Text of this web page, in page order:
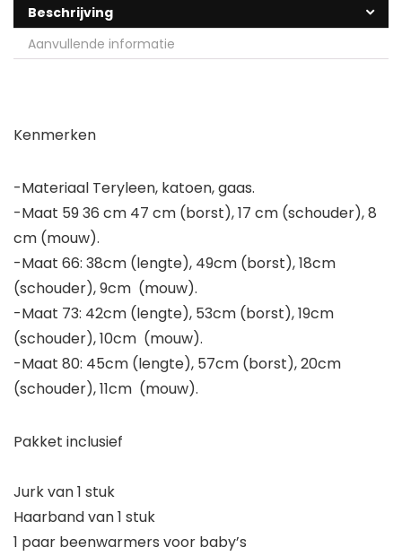
Beschrijving
Aanvullende informatie
Kenmerken
-Materiaal Teryleen, katoen, gaas.
-Maat 59 36 cm 47 cm (borst), 17 cm (schouder), 8
cm (mouw).
-Maat 66: 38cm (lengte), 49cm (borst), 18cm
(schouder), 9cm (mouw).
-Maat 73: 42cm (lengte), 53cm (borst), 19cm
(schouder), 10cm (mouw).
-Maat 80: 45cm (lengte), 57cm (borst), 20cm
(schouder), 11cm (mouw).
Pakket inclusief
Jurk van 1 stuk
Haarband van 1 stuk
1 paar beenwarmers voor baby’s